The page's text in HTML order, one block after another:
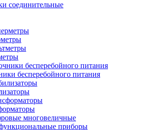
соединительные
бесперебойного питания